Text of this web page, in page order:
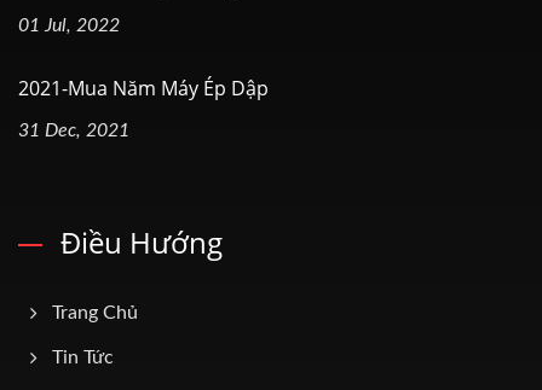
01 Jul, 2022
2021-Mua Năm Máy Ép Dập
31 Dec, 2021
Điều Hướng
Trang Chủ
Tin Tức